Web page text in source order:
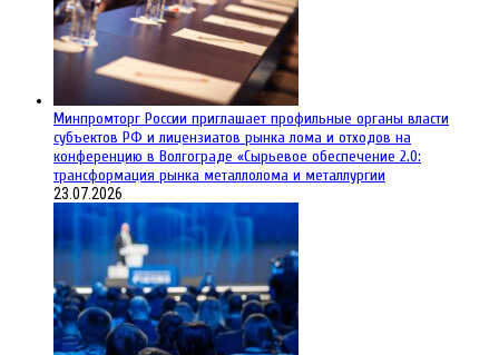
Минпромторг России приглашает профильные органы власти
субъектов РФ и лицензиатов рынка лома и отходов на
конференцию в Волгограде «Сырьевое обеспечение 2.0:
трансформация рынка металлолома и металлургии
23.07.2026